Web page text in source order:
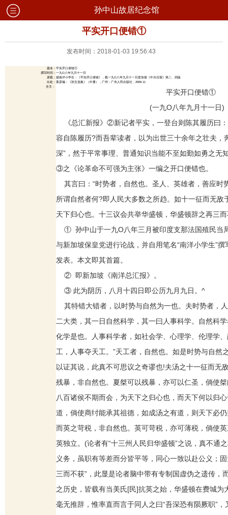
孙中山故居纪念馆
平实开口便错①
发布时间：2018-01-03 19:56:43
题名： 平实开口便错①
撰写时间： 一九O八年九月十一日
原载： 据南洋小学生：《平实开口便错》，载一九O八年九月十一日星加坡《中兴日报》第二、四版
出处： 黄彦编：《孙文选集》（中册），广州：广东人民出版社，2006.11
全文：
平实开口便错①
(一九O八年九月十一日)
《总汇新报》②新记者平实，一登台则陈其履历曰：
容自陈履历?而吾辈读者，以为出世三十余年之壮夫
深”，然于平常事理、普通知识当能不至如勤如勇之
③之《论革命不可强为主张》一编之开口便错也。
其言曰：“时势者，自然也。圣人、英雄者，善应时
所谓自然者何?即人民大多数之所趋。如十一征而无
天下归心也。十三议会共举华盛顿，华盛顿辞之再三
① 孙中山于一九O八年三月被印度支那法国殖民当
与新加坡保皇党进行论战，并自用笔名“南洋小学生”
发表。本文即其首篇。
② 即新加坡《南洋总汇报》。
③ 此为阴历，八月十四日即公历九月九日。^
其特错大错者，以时势与自然为一也。夫时势者，
二大类，其一日自然科学，其一曰人事科学。自然科
化学是也。人事科学者，如社会学、心理学、伦理学
工，人事夺天工。”天工者，自然也。如是时势与自然
以证其说，此真不可思议之奇谬也!夫汤之十一征而无
残暴，非自然也。夏桀可以残暴，亦可以仁圣，倘使
八百诸侯不期而会，为天下之归心也，而天下何以归
道，倘使商纣能承其祖德，如成汤之有道，则天下必
而英之苛税，非自然也。英可苛税，亦可薄税，倘使
英独立。(论者有“十三州人民归华盛顿”之说，真不通
义务，虽职有等差而分皆平等，同心一致以赴公义；
三而不获”，此显是论者脑中带有专制国虚伪之遗传
之历史，皆载有当美氏[民]抗英之始，华盛顿在费城
毫无推辞，惟率直而言于同人之曰“吾深恐有陨厥职”